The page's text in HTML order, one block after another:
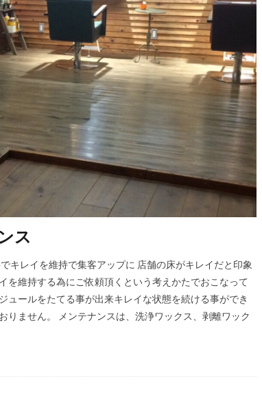
ス
キレイを維持で集客アップに 店舗の床がキレイだと印象
を維持する為にご依頼頂くという考えかたでおこなって
ュールをたてる事が出来キレイな状態を続ける事ができ
りません。 メンテナンスは、洗浄ワックス、剥離ワック